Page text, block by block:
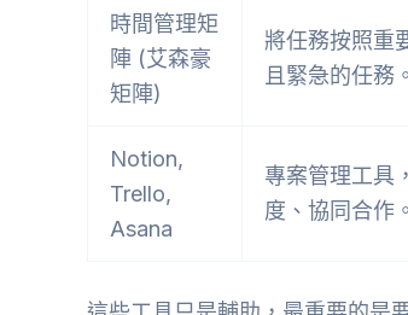
時間管理矩
陣 (艾森豪
矩陣)
將任務按照重
且緊急的任務。
Notion,
Trello,
Asana
專案管理工具
度、協同合作。